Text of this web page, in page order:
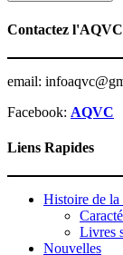
Contactez l'AQVC
email:
Facebook: AQVC
Liens Rapides
Histoire de la
Livres
Nouvelles